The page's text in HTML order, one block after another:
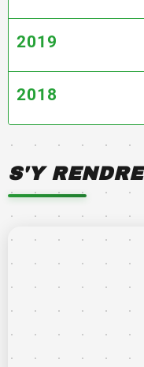
2019
2018
S'Y RENDRE